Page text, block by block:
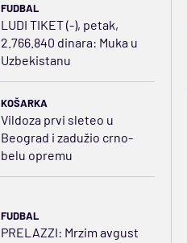
FUDBAL
LUDI TIKET (-), petak,
2.766.840 dinara: Muka u
Uzbekistanu
KOŠARKA
Vildoza prvi sleteo u
Beograd i zadužio crno-
belu opremu
FUDBAL
PRELAZZI: Mrzim avgust